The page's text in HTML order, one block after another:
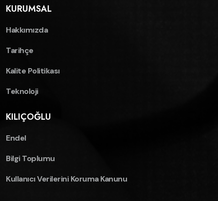
KURUMSAL
Hakkımızda
Tarihçe
Kalite Politikası
Teknoloji
KILIÇOĞLU
Endel
Bilgi Toplumu
Kullanıcı Verilerini Koruma Kanunu